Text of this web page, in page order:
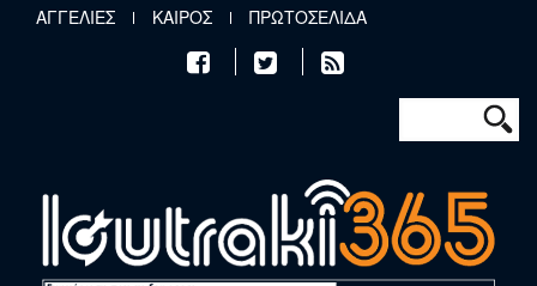
Παράκαμψη προς το κυρίως περιεχόμενο
ΑΓΓΕΛΙΕΣ ΚΑΙΡΟΣ ΠΡΩΤΟΣΕΛΙΔΑ
Φόρμα
Αναζήτηση